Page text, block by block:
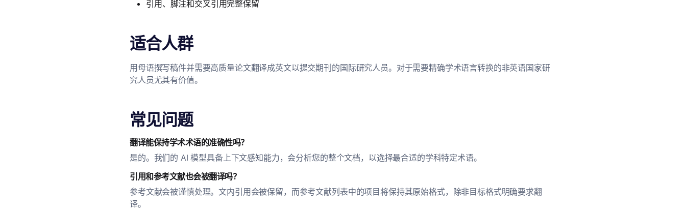
引用、脚注和交叉引用完整保留
适合人群
用母语撰写稿件并需要高质量论文翻译成英文以提交期刊的国际研究人员。对于需要精确学术语言转换的非英语国家研
究人员尤其有价值。
常见问题
翻译能保持学术术语的准确性吗？
是的。我们的 AI 模型具备上下文感知能力，会分析您的整个文档，以选择最合适的学科特定术语。
引用和参考文献也会被翻译吗？
参考文献会被谨慎处理。文内引用会被保留，而参考文献列表中的项目将保持其原始格式，除非目标格式明确要求翻
译。